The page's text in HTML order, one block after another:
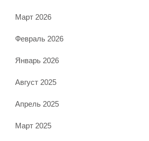
Март 2026
Февраль 2026
Январь 2026
Август 2025
Апрель 2025
Март 2025